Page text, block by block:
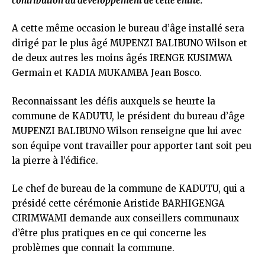
A cette même occasion le bureau d’âge installé sera
dirigé par le plus âgé MUPENZI BALIBUNO Wilson et
de deux autres les moins âgés IRENGE KUSIMWA
Germain et KADIA MUKAMBA Jean Bosco.
Reconnaissant les défis auxquels se heurte la
commune de KADUTU, le président du bureau d’âge
MUPENZI BALIBUNO Wilson renseigne que lui avec
son équipe vont travailler pour apporter tant soit peu
la pierre à l’édifice.
Le chef de bureau de la commune de KADUTU, qui a
présidé cette cérémonie Aristide BARHIGENGA
CIRIMWAMI demande aux conseillers communaux
d’être plus pratiques en ce qui concerne les
problèmes que connait la commune.